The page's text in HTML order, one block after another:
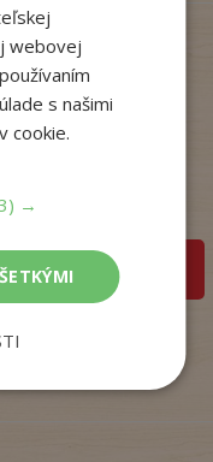
zábavou
do košíka
webovej
s našimi
cookie.
→